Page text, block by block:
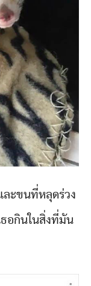
ละขนที่หลุดร่วง
ธอกินในสิ่งที่มัน